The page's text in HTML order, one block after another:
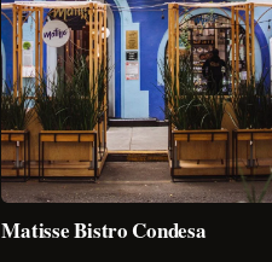
Matisse Bistro Condesa